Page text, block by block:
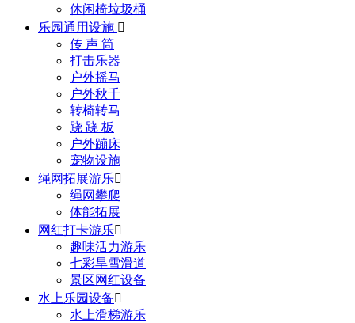
休闲椅垃圾桶
乐园通用设施 
传 声 筒
打击乐器
户外摇马
户外秋千
转椅转马
跷 跷 板
户外蹦床
宠物设施
绳网拓展游乐
绳网攀爬
体能拓展
网红打卡游乐
趣味活力游乐
七彩旱雪滑道
景区网红设备
水上乐园设备
水上滑梯游乐